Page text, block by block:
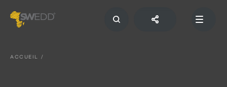
contenu
principal
ACCUEIL